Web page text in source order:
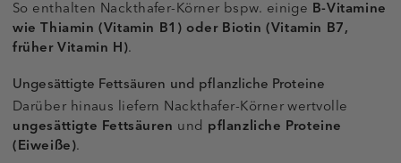
So enthalten Nackthafer-Körner bspw. einige B-Vitamine
wie Thiamin (Vitamin B1) oder Biotin (Vitamin B7,
früher Vitamin H).
Ungesättigte Fettsäuren und pflanzliche Proteine
Darüber hinaus liefern Nackthafer-Körner wertvolle
ungesättigte Fettsäuren und pflanzliche Proteine
(Eiweiße).